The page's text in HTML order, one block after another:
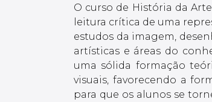
O curso de História da
leitura crítica de uma
estudos da imagem,
artísticas e áreas do
uma sólida formação
visuais, favorecendo a
para que os alunos se